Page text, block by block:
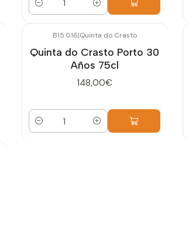
Cantidad
B15.016|Quinta do Crasto
Quinta do Crasto Porto 30
Años 75cl
148,00€
Cantidad